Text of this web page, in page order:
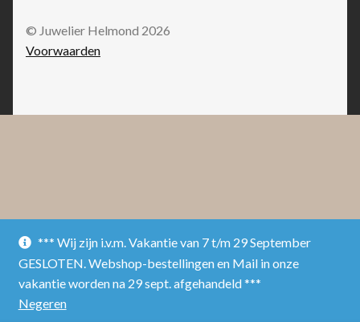
*** Wij zijn i.v.m. Vakantie van 7 t/m 29 September
GESLOTEN. Webshop-bestellingen en Mail in onze
vakantie worden na 29 sept. afgehandeld ***
Negeren
© Juwelier Helmond 2026
Voorwaarden